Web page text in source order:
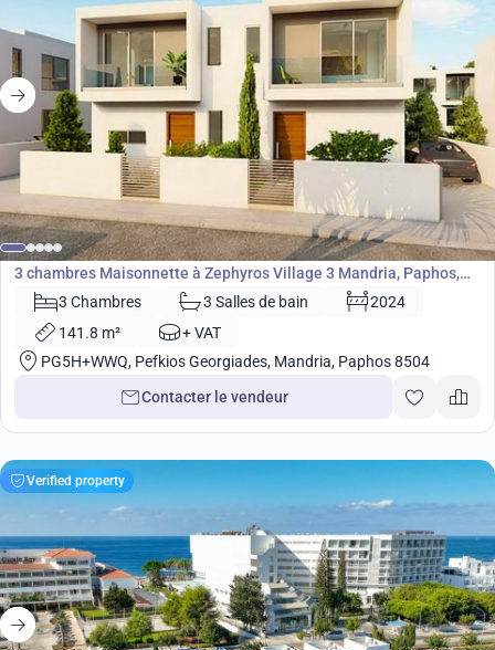
€315 000
Maisonnette
3 chambres Maisonnette à Zephyros Village 3 Mandria, Paphos,
Chypre No. 9092
3 Chambres 3 Salles de bain
2024
141.8 m²
+ VAT
PG5H+WWQ, Pefkios Georgiades, Mandria, Paphos 8504
Contacter le vendeur
Verified property